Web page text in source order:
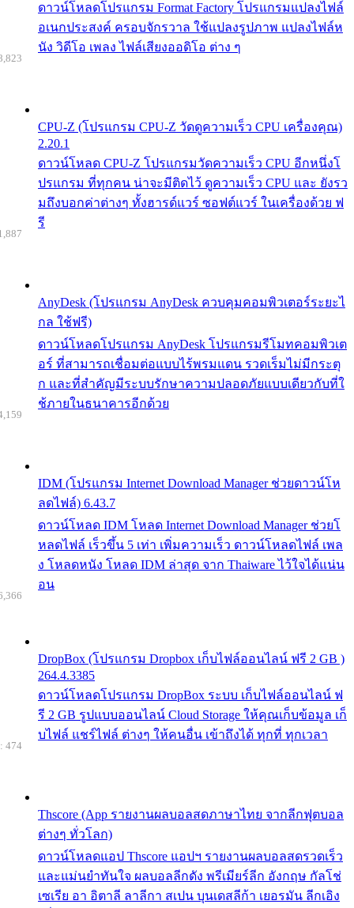
ดาวน์โหลดโปรแกรม Format Factory โปรแกรมแปลงไฟล์
อเนกประสงค์ ครอบจักรวาล ใช้แปลงรูปภาพ แปลงไฟล์ห
นัง วิดีโอ เพลง ไฟล์เสียงออดิโอ ต่าง ๆ
CPU-Z (โปรแกรม CPU-Z วัดดูความเร็ว CPU เครื่องคุณ)
2.20.1
ดาวน์โหลด CPU-Z โปรแกรมวัดความเร็ว CPU อีกหนึ่งโ
ปรแกรม ที่ทุกคน น่าจะมีติดไว้ ดูความเร็ว CPU และ ยังรว
มถึงบอกค่าต่างๆ ทั้งฮารด์แวร์ ซอฟต์แวร์ ในเครื่องด้วย ฟ
รี
AnyDesk (โปรแกรม AnyDesk ควบคุมคอมพิวเตอร์ระยะไ
กล ใช้ฟรี)
ดาวน์โหลดโปรแกรม AnyDesk โปรแกรมรีโมทคอมพิวเต
อร์ ที่สามารถเชื่อมต่อแบบไร้พรมแดน รวดเร็มไม่มีกระตุ
ก และที่สำคัญมีระบบรักษาความปลอดภัยแบบเดียวกับที่ใ
ช้ภายในธนาคารอีกด้วย
IDM (โปรแกรม Internet Download Manager ช่วยดาวน์โห
ลดไฟล์) 6.43.7
ดาวน์โหลด IDM โหลด Internet Download Manager ช่วยโ
หลดไฟล์ เร็วขึ้น 5 เท่า เพิ่มความเร็ว ดาวน์โหลดไฟล์ เพล
ง โหลดหนัง โหลด IDM ล่าสุด จาก Thaiware ไว้ใจได้แน่น
อน
DropBox (โปรแกรม Dropbox เก็บไฟล์ออนไลน์ ฟรี 2 GB )
264.4.3385
ดาวน์โหลดโปรแกรม DropBox ระบบ เก็บไฟล์ออนไลน์ ฟ
รี 2 GB รูปแบบออนไลน์ Cloud Storage ให้คุณเก็บข้อมูล เก็
บไฟล์ แชร์ไฟล์ ต่างๆ ให้คนอื่น เข้าถึงได้ ทุกที่ ทุกเวลา
Thscore (App รายงานผลบอลสดภาษาไทย จากลีกฟุตบอล
ต่างๆ ทั่วโลก)
ดาวน์โหลดแอป Thscore แอปฯ รายงานผลบอลสดรวดเร็ว
และแม่นยำทันใจ ผลบอลลีกดัง พรีเมียร์ลีก อังกฤษ กัลโช่
เซเรีย อา อิตาลี ลาลีกา สเปน บุนเดสลีก้า เยอรมัน ลีกเอิง
474